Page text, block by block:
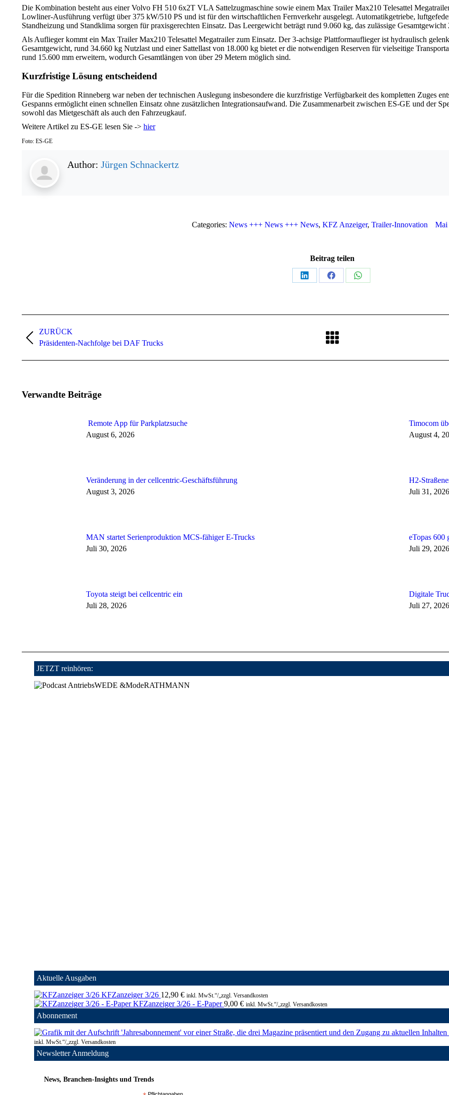
Die Kombination besteht aus einer Volvo FH 510 6x2T VLA Sattelzugmaschine sowie einem Max Trailer Max210 Telesattel
Lowliner-Ausführung verfügt über 375 kW/510 PS und ist für den wirtschaftlichen Fernverkehr ausgelegt. Automatikgetriebe,
Standheizung und Standklima sorgen für praxisgerechten Einsatz. Das Leergewicht beträgt rund 9.060 kg, das zulässige Gesamtgewicht
Als Auflieger kommt ein Max Trailer Max210 Telesattel Megatrailer zum Einsatz. Der 3-achsige Plattformauflieger ist hydraulisch
Gesamtgewicht, rund 34.660 kg Nutzlast und einer Sattellast von 18.000 kg bietet er die notwendigen Reserven für vielseitige
rund 15.600 mm erweitern, wodurch Gesamtlängen von über 29 Metern möglich sind.
Kurzfristige Lösung entscheidend
Für die Spedition Rinneberg war neben der technischen Auslegung insbesondere die kurzfristige Verfügbarkeit des kompletten Zuges
Gespanns ermöglicht einen schnellen Einsatz ohne zusätzlichen Integrationsaufwand. Die Zusammenarbeit zwischen ES-GE und der
sowohl das Mietgeschäft als auch den Fahrzeugkauf.
Weitere Artikel zu ES-GE lesen Sie -> hier
Foto: ES-GE
Author: Jürgen Schnackertz
Categories: News +++ News +++ News, KFZ Anzeiger, Trailer-Innovation Mai
Beitrag teilen
ZURÜCK
Präsidenten-Nachfolge bei DAF Trucks
Verwandte Beiträge
Remote App für Parkplatzsuche
August 6, 2026
Timocom
August 4,
Veränderung in der cellcentric-Geschäftsführung
August 3, 2026
H2-
Juli 31, 2026
MAN startet Serienproduktion MCS-fähiger E-Trucks
Juli 30, 2026
eTopas 600
Juli 29, 2026
Toyota steigt bei cellcentric ein
Juli 28, 2026
Digitale
Juli 27, 2026
JETZT reinhören:
Aktuelle Ausgaben
KFZanzeiger 3/26 12,90 € inkl. MwSt.“/„zzgl. Versandkosten
KFZanzeiger 3/26 - E-Paper 9,00 € inkl. MwSt.“/„zzgl. Versandkosten
Abonnement
inkl. MwSt.“/„zzgl. Versandkosten
Newsletter Anmeldung
News, Branchen-Insights und Trends